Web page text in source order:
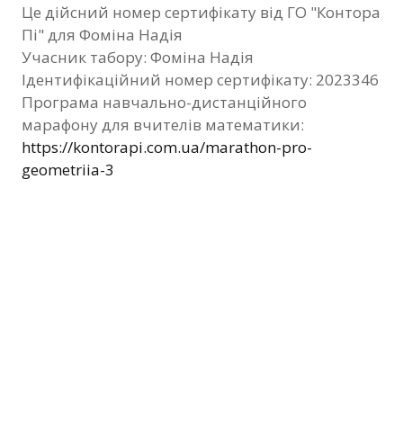
Фотозвіт
Видані сертифікати
Контакти
Це дійсний номер сертифікату від ГО "Контора
Пі" для Фоміна Надія
Учасник табору: Фоміна Надія
Ідентифікаційний номер сертифікату: 2023346
Програма навчально-дистанційного
марафону для вчителів математики:
https://kontorapi.com.ua/marathon-pro-
geometriia-3